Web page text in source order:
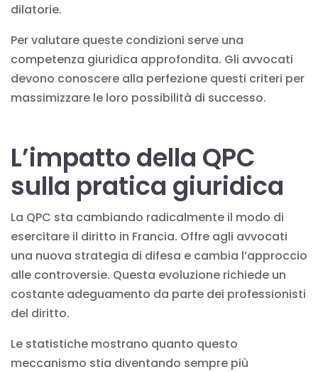
dilatorie.
Per valutare queste condizioni serve una
competenza giuridica approfondita. Gli avvocati
devono conoscere alla perfezione questi criteri per
massimizzare le loro possibilità di successo.
L’impatto della QPC
sulla pratica giuridica
La QPC sta cambiando radicalmente il modo di
esercitare il diritto in Francia. Offre agli avvocati
una nuova strategia di difesa e cambia l’approccio
alle controversie. Questa evoluzione richiede un
costante adeguamento da parte dei professionisti
del diritto.
Le statistiche mostrano quanto questo
meccanismo stia diventando sempre più